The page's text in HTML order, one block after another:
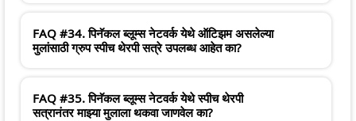
FAQ #34. पिनॅकल ब्लूम्स नेटवर्क येथे ऑटिझम असलेल्या
मुलांसाठी ग्रुप स्पीच थेरपी सत्रे उपलब्ध आहेत का?
FAQ #35. पिनॅकल ब्लूम्स नेटवर्क येथे स्पीच थेरपी
सत्रानंतर माझ्या मुलाला थकवा जाणवेल का?